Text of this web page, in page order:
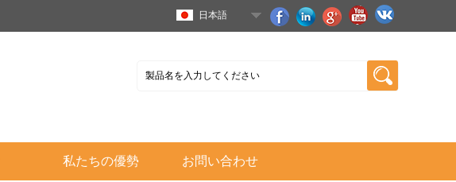
日本語
私たちの優勢 お問い合わせ